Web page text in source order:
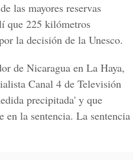
las mayores reservas
que 225 kilómetros
la decisión de la Unesco.
de Nicaragua en La Haya,
Canal 4 de Televisión
precipitada' y que
en la sentencia. La sentencia